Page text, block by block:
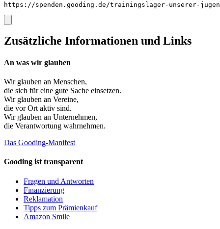
https://spenden.gooding.de/trainingslager-unserer-
Zusätzliche Informationen und Links
An was wir glauben
Wir glauben an Menschen,
die sich für eine gute Sache einsetzen.
Wir glauben an Vereine,
die vor Ort aktiv sind.
Wir glauben an Unternehmen,
die Verantwortung wahrnehmen.
Das Gooding-Manifest
Gooding ist transparent
Fragen und Antworten
Finanzierung
Reklamation
Tipps zum Prämienkauf
Amazon Smile